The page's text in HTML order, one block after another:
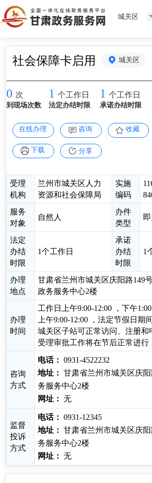
城关区
社会保障卡启用 城关区
0 次
到现场次数
1 个工作日
法定办结时限
1 个工作日
承诺办结时限
在线办理 咨询 收藏
下载 分享
受理
机构
兰州市城关区人力
资源和社会保障局
实施
编码
服务
对象
自然人
办件
类型
法定
办结
时限
1个工作日
承诺
办结
时限
1
办理
地点
甘肃省兰州市城关区庆阳路149
政务服务中心2楼
办理
时间
工作日上午9:00-12:00 ，下午
上午9:00-12:00 ，法定节假日期
城关区子站可正常访问、注册和
受理审批工作将在节后正常进行
咨询
方式
电话： 0931-4522232
地址： 甘肃省兰州市城关区庆
务服务中心2楼
网址： 无
监督
投诉
方式
电话： 0931-12345
地址： 甘肃省兰州市城关区庆
务服务中心2楼
网址： 无